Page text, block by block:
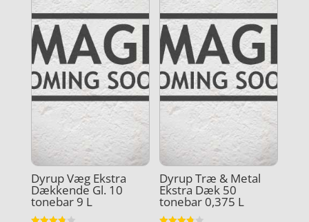
Dyrup Væg Ekstra
Dækkende Gl. 10
tonebar 9 L
Dyrup Træ & Metal
Ekstra Dæk 50
tonebar 0,375 L